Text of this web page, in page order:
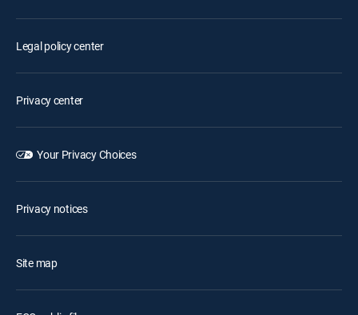
Legal policy center
Privacy center
Your Privacy Choices
Privacy notices
Site map